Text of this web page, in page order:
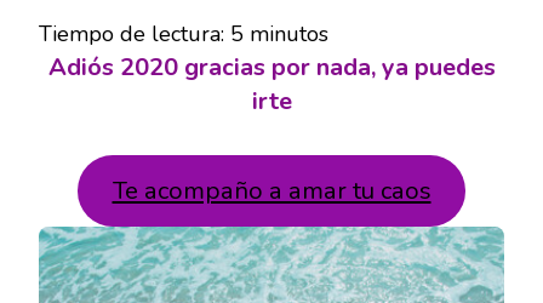
Tiempo de lectura: 5 minutos
Adiós 2020 gracias por nada, ya puedes
irte
Te acompaño a amar tu caos